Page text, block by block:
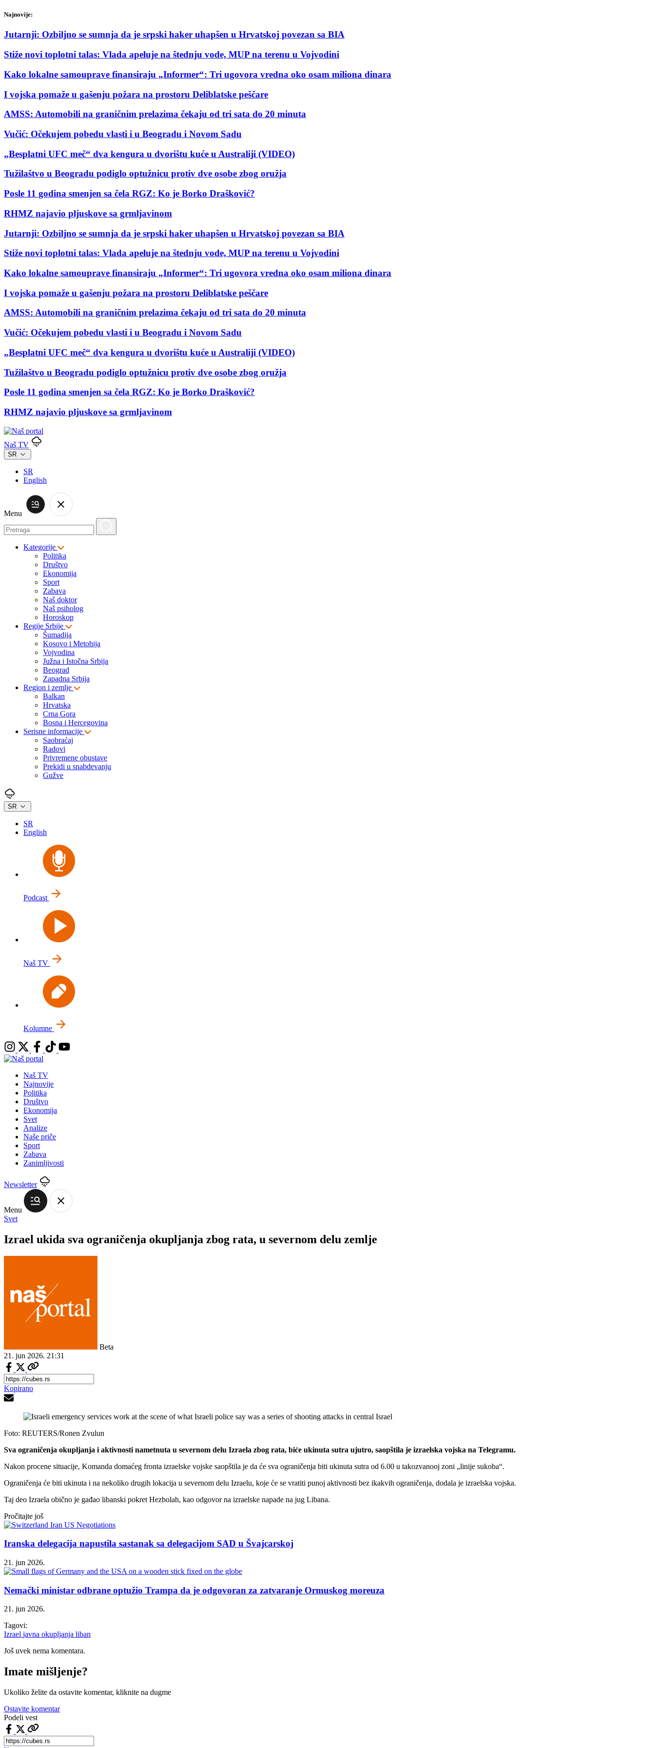
Najnovije:
Jutarnji: Ozbiljno se sumnja da je srpski haker uhapšen u Hrvatskoj povezan sa BIA
Stiže novi toplotni talas: Vlada apeluje na štednju vode, MUP na terenu u Vojvodini
Kako lokalne samouprave finansiraju „Informer“: Tri ugovora vredna oko osam miliona dinara
I vojska pomaže u gašenju požara na prostoru Deliblatske peščare
AMSS: Automobili na graničnim prelazima čekaju od tri sata do 20 minuta
Vučić: Očekujem pobedu vlasti i u Beogradu i Novom Sadu
„Besplatni UFC meč“ dva kengura u dvorištu kuće u Australiji (VIDEO)
Tužilaštvo u Beogradu podiglo optužnicu protiv dve osobe zbog oružja
Posle 11 godina smenjen sa čela RGZ: Ko je Borko Drašković?
RHMZ najavio pljuskove sa grmljavinom
Jutarnji: Ozbiljno se sumnja da je srpski haker uhapšen u Hrvatskoj povezan sa BIA
Stiže novi toplotni talas: Vlada apeluje na štednju vode, MUP na terenu u Vojvodini
Kako lokalne samouprave finansiraju „Informer“: Tri ugovora vredna oko osam miliona dinara
I vojska pomaže u gašenju požara na prostoru Deliblatske peščare
AMSS: Automobili na graničnim prelazima čekaju od tri sata do 20 minuta
Vučić: Očekujem pobedu vlasti i u Beogradu i Novom Sadu
„Besplatni UFC meč“ dva kengura u dvorištu kuće u Australiji (VIDEO)
Tužilaštvo u Beogradu podiglo optužnicu protiv dve osobe zbog oružja
Posle 11 godina smenjen sa čela RGZ: Ko je Borko Drašković?
RHMZ najavio pljuskove sa grmljavinom
Naš TV
SR
SR
English
Menu
Kategorije
Politika
Društvo
Ekonomija
Sport
Zabava
Naš doktor
Naš psiholog
Horoskop
Regije Srbije
Šumadija
Kosovo i Metohija
Vojvodina
Južna i Istočna Srbija
Beograd
Zapadna Srbija
Region i zemlje
Balkan
Hrvatska
Crna Gora
Bosna i Hercegovina
Serisne informacije
Saobraćaj
Radovi
Privremene obustave
Prekidi u snabdevanju
Gužve
SR
SR
English
Podcast
Naš TV
Kolumne
Naš TV
Najnovije
Politika
Društvo
Ekonomija
Svet
Analize
Naše priče
Sport
Zabava
Zanimljivosti
Newsletter
Menu
Svet
Izrael ukida sva ograničenja okupljanja zbog rata, u severnom delu zemlje
Beta
21. jun 2026. 21:31
Kopirano
Foto: REUTERS/Ronen Zvulun
Sva ograničenja okupljanja i aktivnosti nametnuta u severnom delu Izraela zbog rata, biće ukinuta sutra ujutro, saopštila je izraelska vojska na Telegramu.
Nakon procene situacije, Komanda domaćeg fronta izraelske vojske saopštila je da će sva ograničenja biti ukinuta sutra od 6.00 u takozvanooj zoni „linije sukoba“.
Ograničenja će biti ukinuta i na nekoliko drugih lokacija u severnom delu Izraelu, koje će se vratiti punoj aktivnosti bez ikakvih ograničenja, dodala je izraelska vojska.
Taj deo Izraela obično je gađao libanski pokret Hezbolah, kao odgovor na izraelske napade na jug Libana.
Pročitajte još
Iranska delegacija napustila sastanak sa delegacijom SAD u Švajcarskoj
21. jun 2026.
Nemački ministar odbrane optužio Trampa da je odgovoran za zatvaranje Ormuskog moreuza
21. jun 2026.
Tagovi:
Izrael javna okupljanja liban
Još uvek nema komentara.
Imate mišljenje?
Ukoliko želite da ostavite komentar, kliknite na dugme
Ostavite komentar
Podeli vest